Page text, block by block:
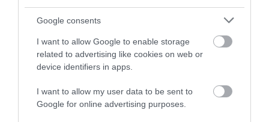
Google consents
I want to allow Google to enable storage
related to advertising like cookies on web or
device identifiers in apps.
I want to allow my user data to be sent to
Google for online advertising purposes.
PHEV LUXURY – A KÍNAI PR...
2026. augusztus 06 Barta Autó
LAKÓÉPÜLETEK LÁNGOLTAK SZERDÁN
2026. augusztus 06|Riasztó